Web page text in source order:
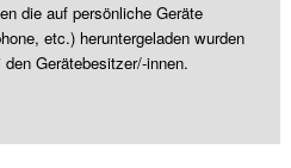
die auf persönliche Geräte
etc.) heruntergeladen wurden
Gerätebesitzer/-innen.